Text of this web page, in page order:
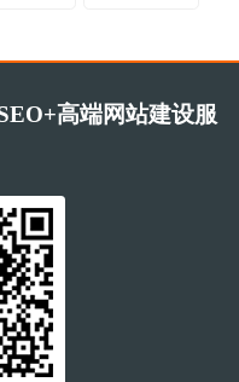
高端网站建设服